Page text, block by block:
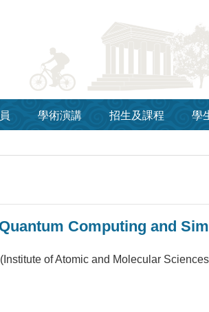
學術演講 招生及課程 學
Quantum Computing and
of Atomic and Molecular